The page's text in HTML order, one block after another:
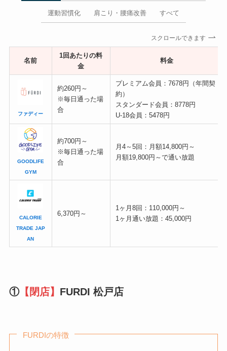
運動習慣化 肩こり・腰痛改善 すべて
スクロールできます
名前
1回あたりの料
金
料金
ファディー
約260円～
※毎日通った場
合
プレミアム会員：7678円（年間契
約）
スタンダード会員：8778円
U-18会員：5478円
GOODLIFE
GYM
約700円～
※毎日通った場
合
月4～5回：月額14,800円～
月額19,800円～で通い放題
CALORIE
TRADE JAP
AN
6,370円～
1ヶ月8回：110,000円～
1ヶ月通い放題：45,000円
①【閉店】 FURDI 松戸店
FURDIの特徴